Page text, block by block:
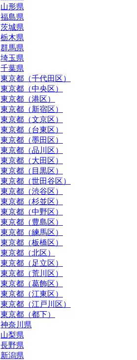
山形県
福島県
茨城県
栃木県
群馬県
埼玉県
千葉県
東京都（千代田区）
東京都（中央区）
東京都（港区）
東京都（新宿区）
東京都（文京区）
東京都（台東区）
東京都（墨田区）
東京都（品川区）
東京都（大田区）
東京都（目黒区）
東京都（世田谷区）
東京都（渋谷区）
東京都（杉並区）
東京都（中野区）
東京都（豊島区）
東京都（練馬区）
東京都（板橋区）
東京都（北区）
東京都（足立区）
東京都（荒川区）
東京都（葛飾区）
東京都（江東区）
東京都（江戸川区）
東京都（都下）
神奈川県
山梨県
長野県
新潟県